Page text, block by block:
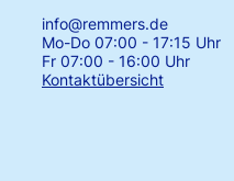
info@remmers.de
Mo-Do 07:00 - 17:15 Uhr
Fr 07:00 - 16:00 Uhr
Kontaktübersicht